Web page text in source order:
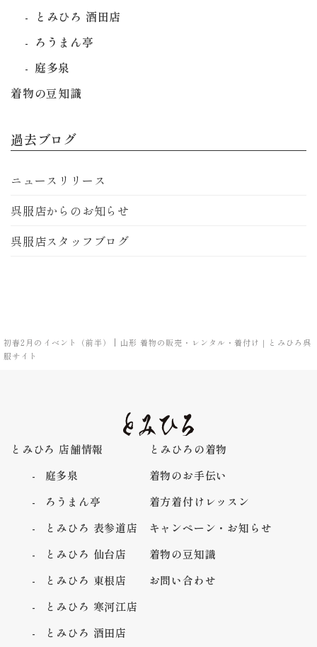
初春2月のイベント（前半） | 山形 着物の販売・レンタル・着付け｜とみひろ呉
服サイト
とみひろ 酒田店
ろうまん亭
庭多泉
着物の豆知識
過去ブログ
ニュースリリース
呉服店からのお知らせ
呉服店スタッフブログ
とみひろ 店舗情報
庭多泉
ろうまん亭
とみひろ 表参道店
とみひろ 仙台店
とみひろ 東根店
とみひろ 寒河江店
とみひろ 酒田店
とみひろの着物
着物のお手伝い
着方着付けレッスン
キャンペーン・お知らせ
着物の豆知識
お問い合わせ